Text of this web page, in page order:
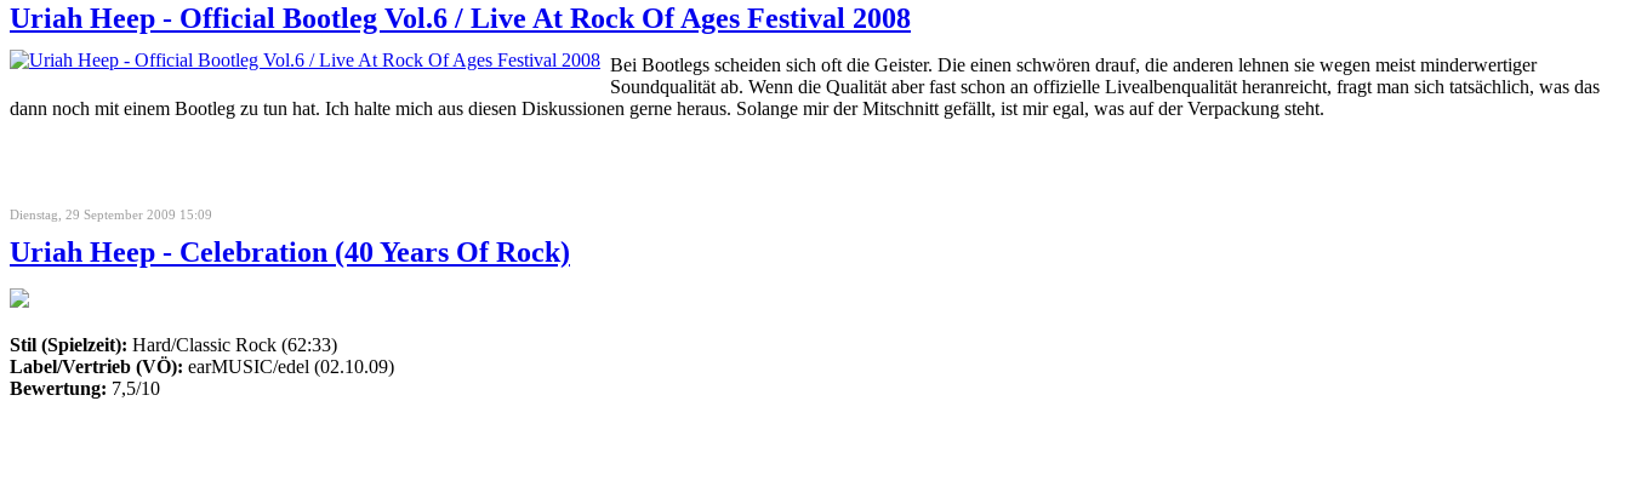
Uriah Heep - Official Bootleg Vol.6 / Live At Rock Of Ages Festival 2008
Bei Bootlegs scheiden sich oft die Geister. Die einen schwören drauf, die anderen lehnen sie wegen meist minderwertiger
Soundqualität ab. Wenn die Qualität aber fast schon an offizielle Livealbenqualität heranreicht, fragt man sich tatsächlich, was das
dann noch mit einem Bootleg zu tun hat. Ich halte mich aus diesen Diskussionen gerne heraus. Solange mir der Mitschnitt gefällt, ist mir egal, was auf der Verpackung steht.
Dienstag, 29 September 2009 15:09
Uriah Heep - Celebration (40 Years Of Rock)
Stil (Spielzeit): Hard/Classic Rock (62:33)
Label/Vertrieb (VÖ): earMUSIC/edel (02.10.09)
Bewertung: 7,5/10